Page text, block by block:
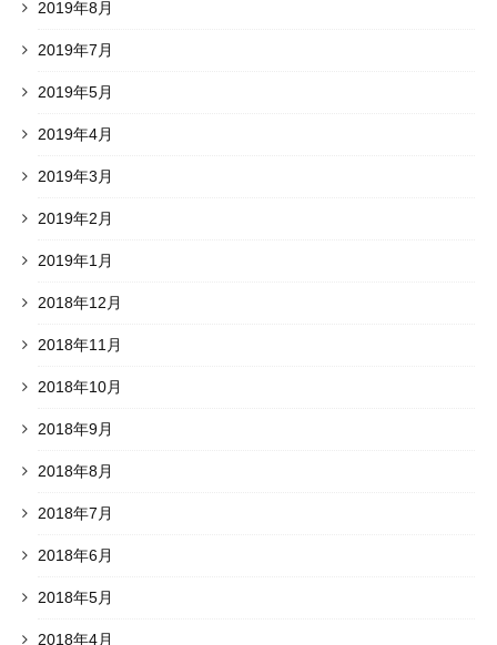
2019年8月
2019年7月
2019年5月
2019年4月
2019年3月
2019年2月
2019年1月
2018年12月
2018年11月
2018年10月
2018年9月
2018年8月
2018年7月
2018年6月
2018年5月
2018年4月